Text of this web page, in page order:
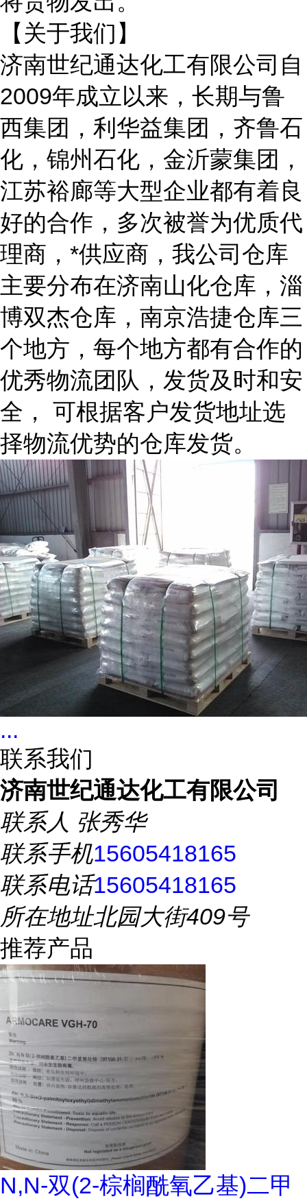
【关于我们】
济南世纪通达化工有限公司自
2009年成立以来，长期与鲁
西集团，利华益集团，齐鲁石
化，锦州石化，金沂蒙集团，
江苏裕廊等大型企业都有着良
好的合作，多次被誉为优质代
理商，*供应商，我公司仓库
主要分布在济南山化仓库，淄
博双杰仓库，南京浩捷仓库三
个地方，每个地方都有合作的
优秀物流团队，发货及时和安
全， 可根据客户发货地址选
择物流优势的仓库发货。
...
联系我们
济南世纪通达化工有限公司
联系人 张秀华
联系手机15605418165
联系电话15605418165
所在地址北园大街409号
推荐产品
N,N-双(2-棕榈酰氧乙基)二甲